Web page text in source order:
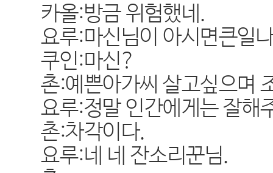
카올:방금 위험했네.
요루:마신님이 아시면큰일
쿠인:마신?
촌:예쁜아가씨 살고싶으며
요루:정말 인간에게는 잘해
촌:차각이다.
요루:네 네 잔소리꾼님.